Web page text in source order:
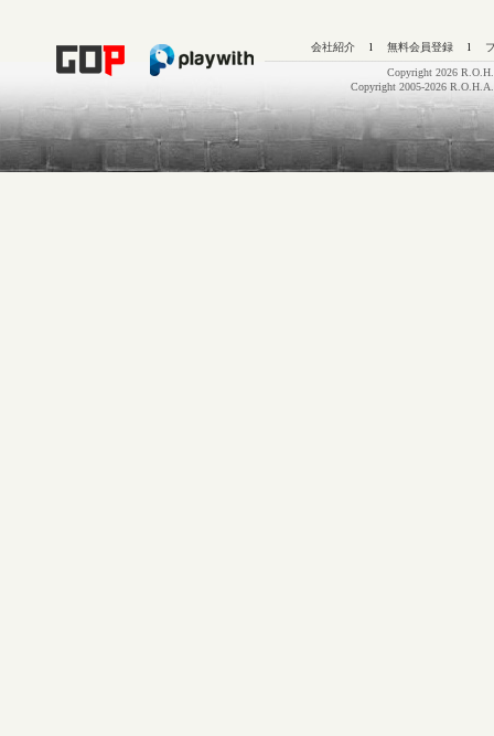
会社紹介 l 無料会員登録 l
Copyright 2026
Copyright 2005-2026